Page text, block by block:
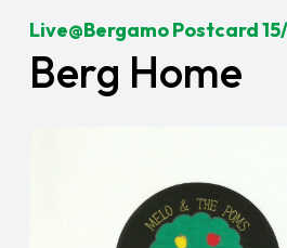
Live@Bergamo Postcard
Berg Home